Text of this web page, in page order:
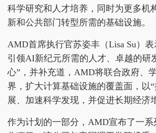
科学研究和人才培养，同时为更多机
新和公共部门转型所需的基础设施。
AMD首席执行官苏姿丰（Lisa Su）
引领AI新纪元所需的人才、卓越的研
心”，并补充道，AMD将联合政府、
界，扩大计算基础设施的覆盖面，以
展、加速科学发现，并促进长期经济
作为计划的一部分，AMD宣布了一